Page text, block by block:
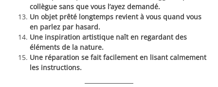
collègue sans que vous l’ayez demandé.
Un objet prêté longtemps revient à vous quand vous
en parlez par hasard.
Une inspiration artistique naît en regardant des
éléments de la nature.
Une réparation se fait facilement en lisant calmement
les instructions.